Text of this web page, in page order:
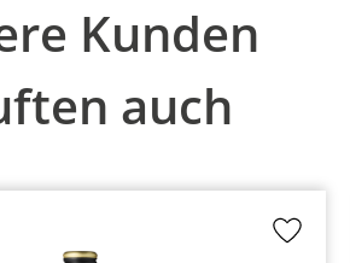
Kunden
auch